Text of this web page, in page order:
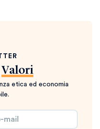
Valori
etica ed economia